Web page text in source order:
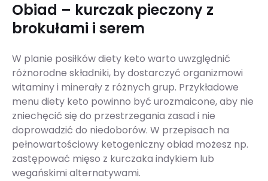
Obiad – kurczak pieczony z
brokułami i serem
W planie posiłków diety keto warto uwzględnić
różnorodne składniki, by dostarczyć organizmowi
witaminy i minerały z różnych grup. Przykładowe
menu diety keto powinno być urozmaicone, aby nie
zniechęcić się do przestrzegania zasad i nie
doprowadzić do niedoborów. W przepisach na
pełnowartościowy ketogeniczny obiad możesz np.
zastępować mięso z kurczaka indykiem lub
wegańskimi alternatywami.